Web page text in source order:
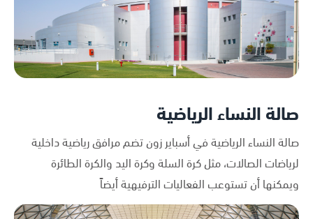
صالة النساء الرياضية
صالة النساء الرياضية في أسباير زون تضم مرافق رياضية داخلية
لرياضات الصالات، مثل كرة السلة وكرة اليد والكرة الطائرة
ويمكنها أن تستوعب الفعاليات الترفيهية أيضاً